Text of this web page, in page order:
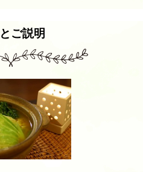
ご説明